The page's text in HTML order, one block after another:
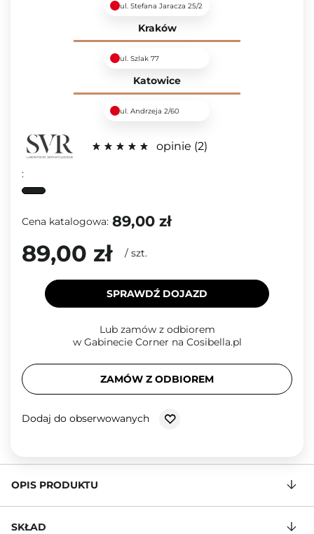
ul. Stefana Jaracza 25/2
Kraków
ul. Szlak 77
Katowice
ul. Andrzeja 2/60
opinie 2
:
Cena katalogowa: 89,00 zł
89,00 zł / szt.
SPRAWDŹ DOJAZD
Lub zamów z odbiorem
w Gabinecie Corner na Cosibella.pl
ZAMÓW Z ODBIOREM
Dodaj do obserwowanych
OPIS PRODUKTU
SKŁAD